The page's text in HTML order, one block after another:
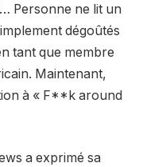
Personne ne lit un
dégoûtés
tant que membre
Maintenant,
à « F**k around
a exprimé sa